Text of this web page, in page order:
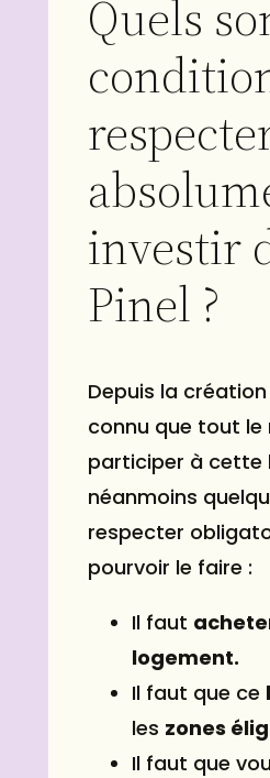
Quels
investir
Pinel ?
Depuis la
connu que tout
participer à cette
néanmoins
respecter
pourvoir le faire :
Il faut
logement.
Il faut que ce
les zones
Il faut que